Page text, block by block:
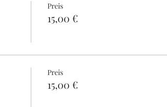
Preis
15,00 €
Preis
15,00 €